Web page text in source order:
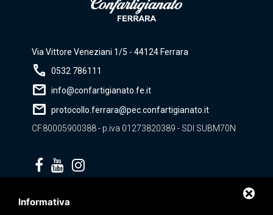
Via Vittore Veneziani 1/5 - 44124 Ferrara
call 0532 786111
mail info@confartigianato.fe.it
mail protocollo.ferrara@pec.confartigianato.it
CF.80005900388 - p.iva 01273820389 - SDI SUBM70N
Informativa